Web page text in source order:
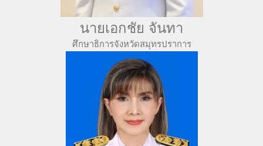
นายเอกชัย จันทา
ศึกษาธิการจังหวัดสมุทรปราการ